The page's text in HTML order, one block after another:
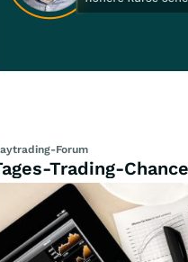
Forum
Trading-